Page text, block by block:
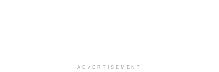
ADVERTISEMENT